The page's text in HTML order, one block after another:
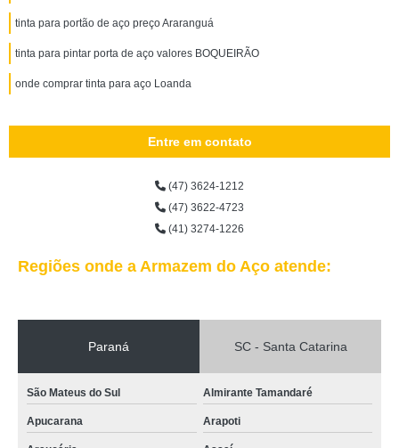
tinta para portão de aço preço Araranguá
tinta para pintar porta de aço valores BOQUEIRÃO
onde comprar tinta para aço Loanda
Entre em contato
(47) 3624-1212
(47) 3622-4723
(41) 3274-1226
Regiões onde a Armazem do Aço atende:
Paraná SC - Santa Catarina
São Mateus do Sul Almirante Tamandaré
Apucarana Arapoti